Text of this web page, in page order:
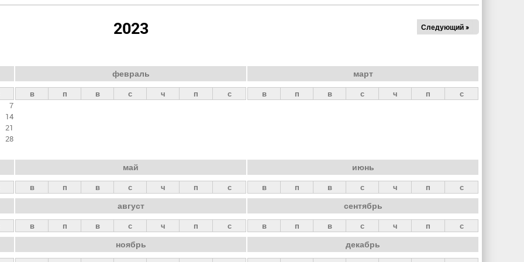
2023 Следующий »
7
14
21
28
февраль
в п в с ч п с
март
в п в с ч п с
май
в п в с ч п с
июнь
в п в с ч п с
август
в п в с ч п с
сентябрь
в п в с ч п с
ноябрь декабрь